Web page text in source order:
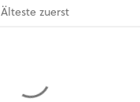
Ältestezuerst